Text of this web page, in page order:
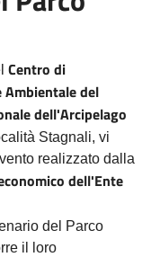
Centro di
Ambientale del
dell'Arcipelago
Stagnali, vi
realizzato dalla
dell'Ente
del Parco
il loro